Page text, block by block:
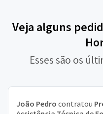
Veja alguns
Esses são os
João Pedro contratou